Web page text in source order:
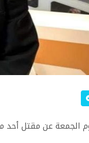
يوم الجمعة عن مقتل